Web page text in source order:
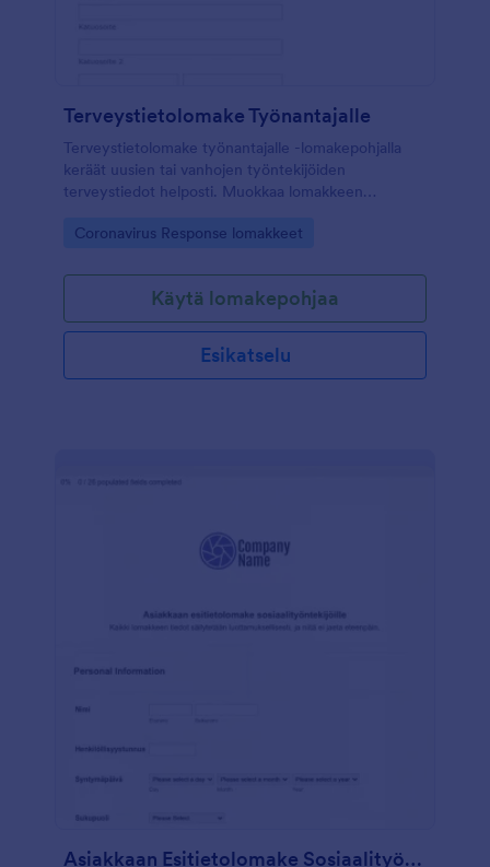
Terveystietolomake Työnantajalle
Terveystietolomake työnantajalle -lomakepohjalla
keräät uusien tai vanhojen työntekijöiden
terveystiedot helposti. Muokkaa lomakkeen
joilla voit vastaanottaa myös tiedostolatauksia
yhteensopivuuden käyttöön arkaluontoisten tietojen
suojaamiseksi.
Go to Category:
Coronavirus Response lomakkeet
Käytä lomakepohjaa
Esikatselu
Asiakkaan Esitietolomake Sosiaalityöntekijöille